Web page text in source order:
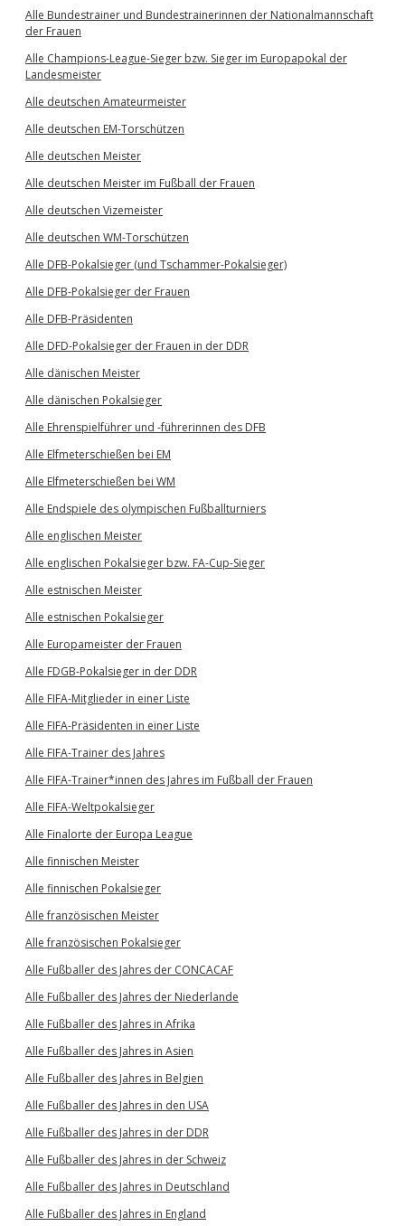
Alle Bundestrainer und Bundestrainerinnen der Nationalmannschaft
der Frauen
Alle Champions-League-Sieger bzw. Sieger im Europapokal der
Landesmeister
Alle deutschen Amateurmeister
Alle deutschen EM-Torschützen
Alle deutschen Meister
Alle deutschen Meister im Fußball der Frauen
Alle deutschen Vizemeister
Alle deutschen WM-Torschützen
Alle DFB-Pokalsieger (und Tschammer-Pokalsieger)
Alle DFB-Pokalsieger der Frauen
Alle DFB-Präsidenten
Alle DFD-Pokalsieger der Frauen in der DDR
Alle dänischen Meister
Alle dänischen Pokalsieger
Alle Ehrenspielführer und -führerinnen des DFB
Alle Elfmeterschießen bei EM
Alle Elfmeterschießen bei WM
Alle Endspiele des olympischen Fußballturniers
Alle englischen Meister
Alle englischen Pokalsieger bzw. FA-Cup-Sieger
Alle estnischen Meister
Alle estnischen Pokalsieger
Alle Europameister der Frauen
Alle FDGB-Pokalsieger in der DDR
Alle FIFA-Mitglieder in einer Liste
Alle FIFA-Präsidenten in einer Liste
Alle FIFA-Trainer des Jahres
Alle FIFA-Trainer*innen des Jahres im Fußball der Frauen
Alle FIFA-Weltpokalsieger
Alle Finalorte der Europa League
Alle finnischen Meister
Alle finnischen Pokalsieger
Alle französischen Meister
Alle französischen Pokalsieger
Alle Fußballer des Jahres der CONCACAF
Alle Fußballer des Jahres der Niederlande
Alle Fußballer des Jahres in Afrika
Alle Fußballer des Jahres in Asien
Alle Fußballer des Jahres in Belgien
Alle Fußballer des Jahres in den USA
Alle Fußballer des Jahres in der DDR
Alle Fußballer des Jahres in der Schweiz
Alle Fußballer des Jahres in Deutschland
Alle Fußballer des Jahres in England